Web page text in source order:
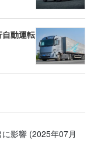
動運転
に影響 (2025年07月